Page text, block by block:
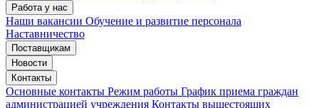
Работа у нас
Наши вакансии Обучение и развитие персонала
Наставничество
Поставщикам
Новости
Контакты
Основные контакты Режим работы График приема граждан
администрацией учреждения Контакты вышестоящих